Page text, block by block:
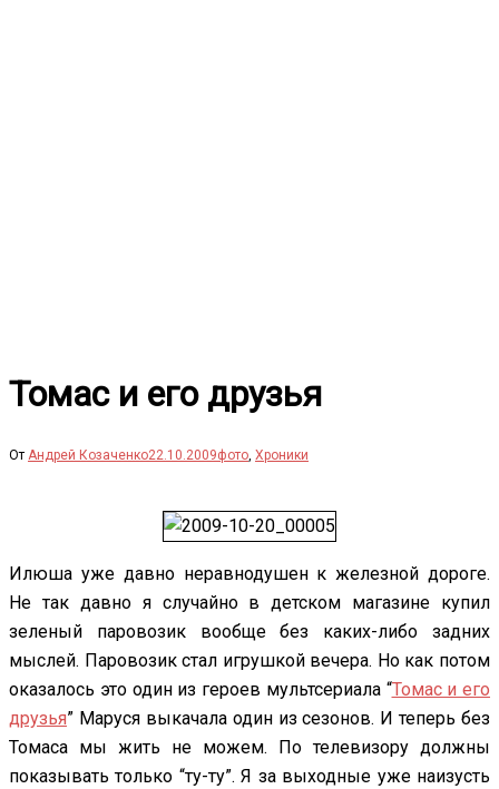
Томас и его друзья
От Андрей Козаченко22.10.2009фото, Хроники
Илюша уже давно неравнодушен к железной дороге.
Не так давно я случайно в детском магазине купил
зеленый паровозик вообще без каких-либо задних
мыслей. Паровозик стал игрушкой вечера. Но как потом
оказалось это один из героев мультсериала “Томас и его
друзья” Маруся выкачала один из сезонов. И теперь без
Томаса мы жить не можем. По телевизору должны
показывать только “ту-ту”. Я за выходные уже наизусть